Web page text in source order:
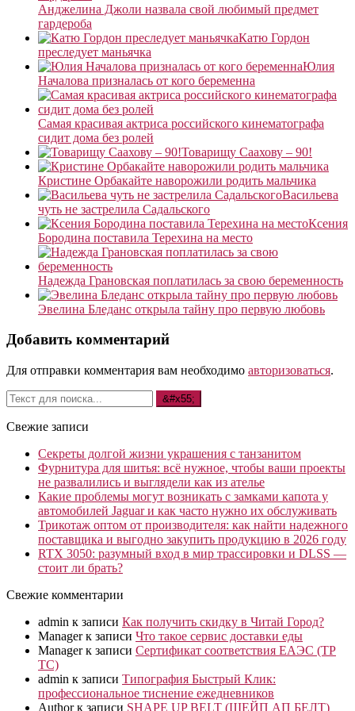
Анджелина Джоли назвала свой любимый предмет
гардероба
Катю Гордон
преследует маньячка
Юлия
Началова призналась от кого беременна
Самая красивая актриса российского кинематографа
сидит дома без ролей
Товарищу Саахову – 90!
Кристине Орбакайте наворожили родить мальчика
Васильева
чуть не застрелила Садальского
Ксения
Бородина поставила Терехина на место
Надежда Грановская поплатилась за свою беременность
Эвелина Бледанс открыла тайну про первую любовь
Добавить комментарий
Для отправки комментария вам необходимо авторизоваться.
Свежие записи
Секреты долгой жизни украшения с танзанитом
Фурнитура для шитья: всё нужное, чтобы ваши проекты
не развалились и выглядели как из ателье
Какие проблемы могут возникать с замками капота у
автомобилей Jaguar и как часто нужно их обслуживать
Трикотаж оптом от производителя: как найти надежного
поставщика и выгодно закупить продукцию в 2026 году
RTX 3050: разумный вход в мир трассировки и DLSS —
стоит ли брать?
Свежие комментарии
admin к записи Как получить скидку в Читай Город?
Managerк записи Что такое сервис доставки еды
Managerк записи Сертификат соответствия ЕАЭС (ТР
ТС)
admin к записи Типография Быстрый Клик:
профессиональное тиснение ежедневников
Authorк записи SHAPE UP BELT (ШЕЙП АП БЕЛТ)